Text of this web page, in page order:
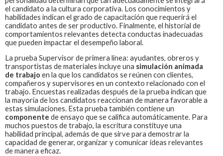
el candidato a la cultura corporativa. Los conocimientos y
habilidades indican el grado de capacitación que requerirá el
candidato antes de ser productivo. Finalmente, el historial de
comportamientos relevantes detecta conductas inadecuadas
que pueden impactar el desempeño laboral.
La prueba Supervisor de primera línea: ayudantes, obreros y
transportistas de materiales incluye una simulación animada
de trabajo en la que los candidatos se reúnen con clientes,
compañeros y supervisores en un contexto relacionado con el
trabajo. Encuestas realizadas después de la prueba indican que
la mayoría de los candidatos reaccionan de manera favorable a
estas simulaciones. Esta prueba también contiene un
componente de ensayo que se califica automáticamente. Para
muchos puestos de trabajo, la escritura constituye una
habilidad principal, además de que sirve para demostrar la
capacidad de generar, organizar y comunicar ideas relevantes
de manera eficaz.